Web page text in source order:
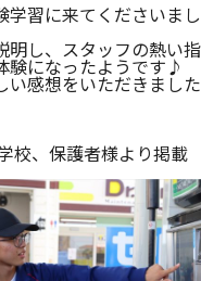
習に来てくださいまし
明し、スタッフの熱い指
験になったようです♪
い感想をいただきました
校、保護者様より掲載